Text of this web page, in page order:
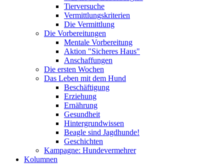
Tierversuche
Vermittlungskriterien
Die Vermittlung
Die Vorbereitungen
Mentale Vorbereitung
Aktion "Sicheres Haus"
Anschaffungen
Die ersten Wochen
Das Leben mit dem Hund
Beschäftigung
Erziehung
Ernährung
Gesundheit
Hintergrundwissen
Beagle sind Jagdhunde!
Geschichten
Kampagne: Hundevermehrer
Kolumnen